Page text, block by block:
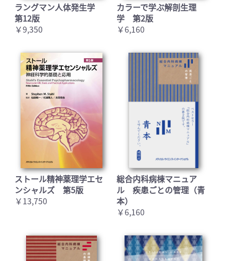
カートへ進む
ラングマン人体発生学
第12版
￥9,350
カラーで学ぶ解剖生理
学 第2版
￥6,160
ストール精神薬理学エセ
ンシャルズ 第5版
￥13,750
総合内科病棟マニュア
ル 疾患ごとの管理（青
本）
￥6,160